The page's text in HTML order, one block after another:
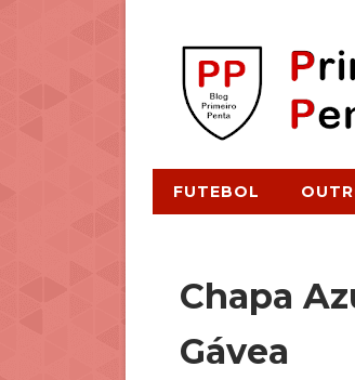
FUTEBOL
Chapa
Gávea